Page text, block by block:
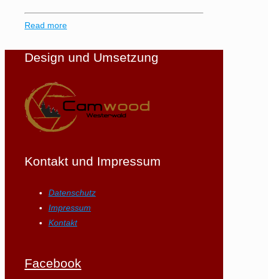
Read more
Design und Umsetzung
Kontakt und Impressum
Datenschutz
Impressum
Kontakt
Facebook